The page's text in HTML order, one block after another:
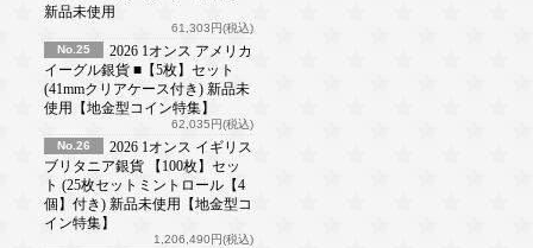
新品未使用
61,303円(税込)
No.25
2026 1オンス アメリカ
イーグル銀貨 ■【5枚】セット
(41mmクリアケース付き) 新品未
使用【地金型コイン特集】
62,035円(税込)
No.26
2026 1オンス イギリス
ブリタニア銀貨 【100枚】セッ
ト (25枚セットミントロール【4
個】付き) 新品未使用【地金型コ
イン特集】
1,206,490円(税込)